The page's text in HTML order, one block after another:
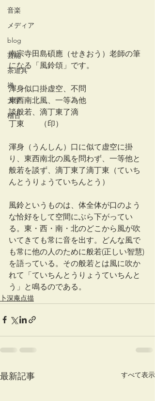
音楽
メディア
blog
芸能
茶道具
禅
大学
稽古
南宗寺田島碩應（せきおう）老師の筆
になる「風鈴頌」です。
渾身似口掛虚空、不問
東西南北風、一等為他
談般若、滴丁東了滴
丁東　　（印）
渾身（うんしん）口に似て虚空に掛
り、東西南北の風を問わず、一等他と
般若を談ず、滴丁東了滴丁東（ていち
んとうりょうていちんとう）
風鈴というものは、体全体が口のよう
な恰好をして空間にぶら下がってい
る。東・西・南・北のどこから風が吹
いてきても常に音を出す。どんな風で
も常に他の人のために般若(正しい智慧)
を語っている。その般若とは風に吹か
れて「ていちんとうりょうていちんと
う」と鳴るのである。
卜深庵点描
最新記事 すべて表示